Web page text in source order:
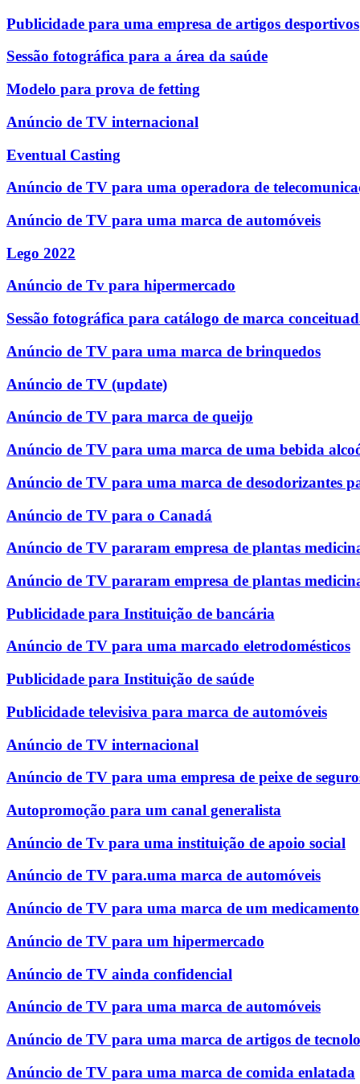
Publicidade para uma empresa de artigos desportivos
Sessão fotográfica para a área da saúde
Modelo para prova de fetting
Anúncio de TV internacional
Eventual Casting
Anúncio de TV para uma operadora de
Anúncio de TV para uma marca de automóveis
Lego 2022
Anúncio de Tv para hipermercado
Sessão fotográfica para catálogo de marca
Anúncio de TV para uma marca de brinquedos
Anúncio de TV (update)
Anúncio de TV para marca de queijo
Anúncio de TV para uma marca de uma bebida
Anúncio de TV para uma marca de desodorizantes
Anúncio de TV para o Canadá
Anúncio de TV pararam empresa de plantas
Anúncio de TV pararam empresa de plantas
Publicidade para Instituição de bancária
Anúncio de TV para uma marcado eletrodomésticos
Publicidade para Instituição de saúde
Publicidade televisiva para marca de automóveis
Anúncio de TV internacional
Anúncio de TV para uma empresa de peixe de
Autopromoção para um canal generalista
Anúncio de Tv para uma instituição de apoio social
Anúncio de TV para.uma marca de automóveis
Anúncio de TV para uma marca de um medicamento
Anúncio de TV para um hipermercado
Anúncio de TV ainda confidencial
Anúncio de TV para uma marca de automóveis
Anúncio de TV para uma marca de artigos de
Anúncio de TV para uma marca de comida enlatada